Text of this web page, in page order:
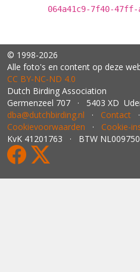
064a41c9-7f40-47ff-
© 1998-2026
Alle foto's en content op deze
CC BY‑NC‑ND 4.0
Dutch Birding Association
Germenzeel 707 · 5403 XD
dba@dutchbirding.nl · Contact
Cookievoorwaarden · Cookie-
KvK 41201763 · BTW